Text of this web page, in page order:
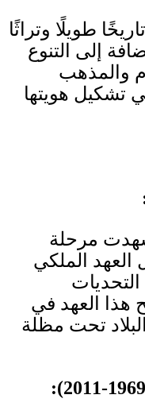
طويلًا وتراثًا
إلى التنوع
والمذهب
تشكيل هويتها
مرحلة
العهد الملكي
هذا العهد في
تحت مظلة